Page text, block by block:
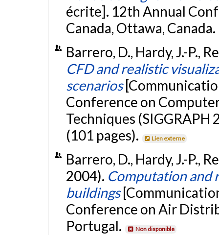
écrite]. 12th Annual
Canada, Ottawa, Canada.
Barrero, D., Hardy, J.-P.,
CFD and realistic
scenarios
Conference on
Techniques (SIGGRAPH
(101 pages).
Lien externe
Barrero, D., Hardy, J.-P.,
2004). Computation and
buildings
Conference on Air
Portugal.
Non disponible